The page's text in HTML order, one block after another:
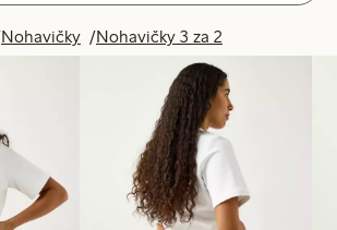
Nohavičky Nohavičky 3 za 2
Produkty na obrázku